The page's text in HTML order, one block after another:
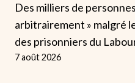
Des milliers de
arbitrairement » malgré
des prisonniers du
7 août 2026